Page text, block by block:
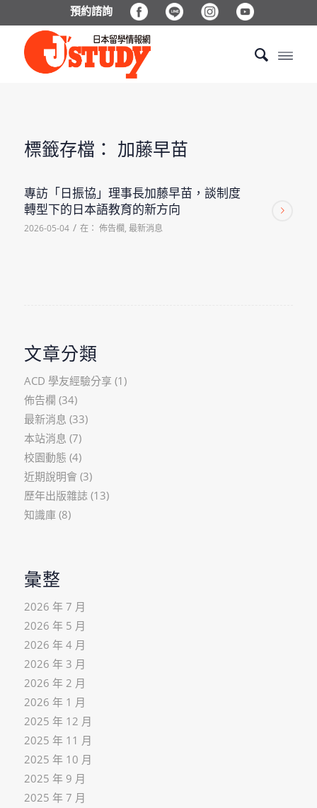
預約諮詢
標籤存檔： 加藤早苗
專訪「日振協」理事長加藤早苗，談制度
轉型下的日本語教育的新方向
2026-05-04 / 在： 佈告欄, 最新消息
文章分類
ACD 學友經驗分享 (1)
佈告欄 (34)
最新消息 (33)
本站消息 (7)
校園動態 (4)
近期說明會(3)
歷年出版雜誌 (13)
知識庫 (8)
彙整
2026 年 7 月
2026 年 5 月
2026 年 4 月
2026 年 3 月
2026 年 2 月
2026 年 1 月
2025 年 12 月
2025 年 11 月
2025 年 10 月
2025 年 9 月
2025 年 7 月